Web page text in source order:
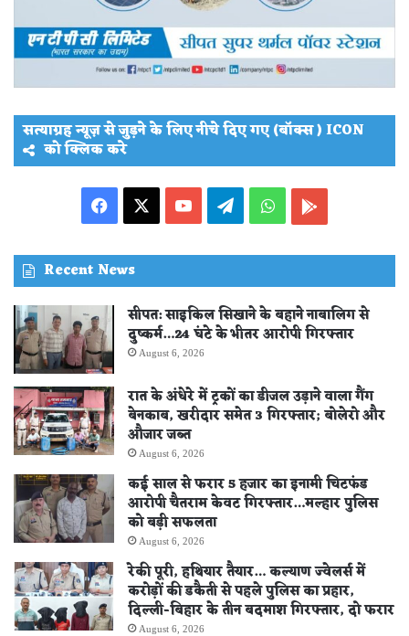
सत्याग्रह न्यूज़ से जुड़ने के लिए नीचे दिए गए (बॉक्स ) ICON
को क्लिक करे
Facebook YouTubeTelegramWhatsApp
Recent News
सीपत: साइकिल सिखाने के बहाने नाबालिग से
दुष्कर्म…24 घंटे के भीतर आरोपी गिरफ्तार
August 6, 2026
रात के अंधेरे में ट्रकों का डीजल उड़ाने वाला गैंग
बेनकाब, खरीदार समेत 3 गिरफ्तार; बोलेरो और
औजार जब्त
August 6, 2026
कई साल से फरार 5 हजार का इनामी चिटफंड
आरोपी चैतराम केवट गिरफ्तार…मल्हार पुलिस
को बड़ी सफलता
August 6, 2026
रेकी पूरी, हथियार तैयार… कल्याण ज्वेलर्स में
करोड़ों की डकैती से पहले पुलिस का प्रहार,
दिल्ली-बिहार के तीन बदमाश गिरफ्तार, दो फरार
August 6, 2026